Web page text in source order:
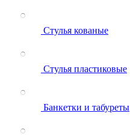
Стулья кованые
Стулья пластиковые
Банкетки и табуреты